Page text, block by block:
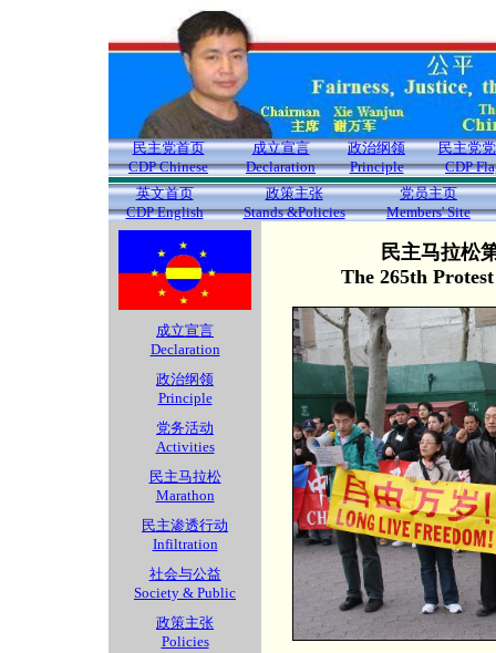
民主党首页
CDP Chinese
成立宣言
Declaration
政治纲领
Principle
民主党
CDP
英文首页
CDP English
政策主张
Stands &Policies
党员主页
Members' Site
成立宣言
Declaration
政治纲领
Principle
党务活动
Activities
民主马拉松
Marathon
民主渗透行动
Infiltration
社会与公益
Society & Public
政策主张
Policies
民主马拉松
The 265th